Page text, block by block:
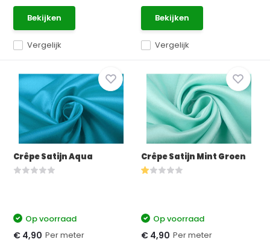
Vergelijk
Bekijken
Vergelijk
Bekijken
Crêpe Satijn Aqua
Op voorraad
€ 4,90 Per meter
Crêpe Satijn Mint Groen
Op voorraad
€ 4,90 Per meter